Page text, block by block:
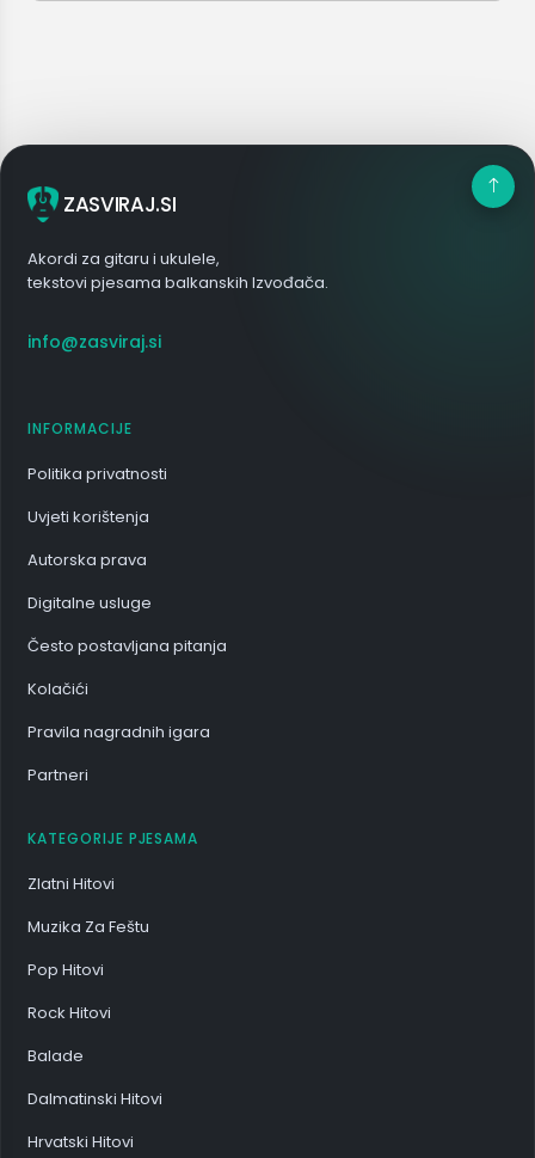
ZASVIRAJ.SI
Akordi za gitaru i ukulele,
tekstovi pjesama balkanskih Izvođača.
info@zasviraj.si
INFORMACIJE
Politika privatnosti
Uvjeti korištenja
Autorska prava
Digitalne usluge
Često postavljana pitanja
Kolačići
Pravila nagradnih igara
Partneri
KATEGORIJE PJESAMA
Zlatni Hitovi
Muzika Za Feštu
Pop Hitovi
Rock Hitovi
Balade
Dalmatinski Hitovi
Hrvatski Hitovi